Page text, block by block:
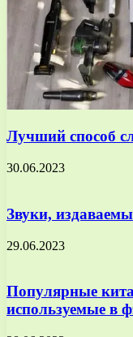
Лучший способ
30.06.2023
Звуки,
29.06.2023
Популярные
используемые в